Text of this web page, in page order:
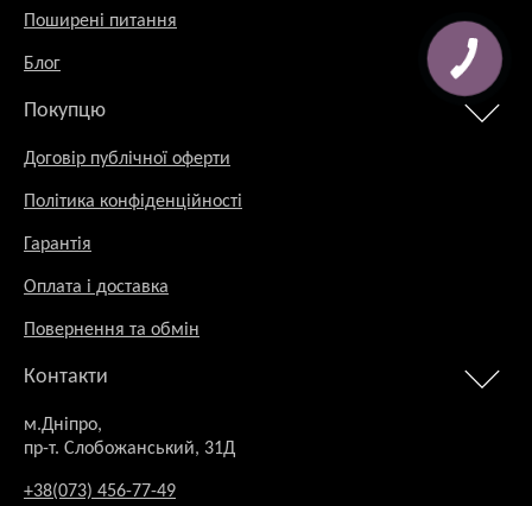
Поширені питання
Блог
Покупцю
Договір публічної оферти
Політика конфіденційності
Гарантія
Оплата і доставка
Повернення та обмін
Контакти
м.Дніпро,
пр-т. Слобожанський, 31Д
+38(073) 456-77-49